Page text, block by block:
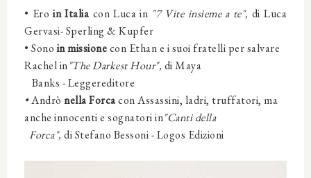
• Ero in Italia con Lucain "7 Vite insieme a te", di Luca
Gervasi-Sperling & Kupfer
• Sono in missionecon Ethan e i suoi fratelli per salvare
Rachel in"The Darkest Hour", di Maya
Banks -Leggereditore
•Andrò nella ForcaconAssassini, ladri, truffatori, ma
anche innocenti e sognatoriin"Canti della
Forca", di Stefano Bessoni -Logos Edizioni